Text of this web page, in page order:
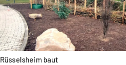
Rüsselsheim baut